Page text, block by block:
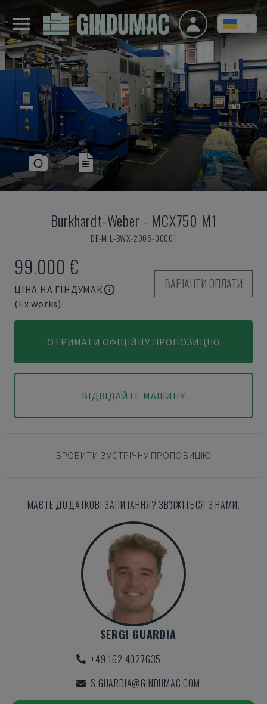
Burkhardt-Weber - MCX750 M1
DE-MIL-BWX-2006-00001
99.000 €
ЦІНА НА ГІНДУМАК
(Ex works)
ВАРІАНТИ ОПЛАТИ
ОТРИМАТИ ОФІЦІЙНУ ПРОПОЗИЦІЮ
ВІДВІДАЙТЕ МАШИНУ
ЗРОБИТИ ЗУСТРІЧНУ ПРОПОЗИЦІЮ
МАЄТЕ ДОДАТКОВІ ЗАПИТАННЯ? ЗВ'ЯЖІТЬСЯ З НАМИ.
SERGI GUARDIA
+49 162 4027635
S.GUARDIA@GINDUMAC.COM